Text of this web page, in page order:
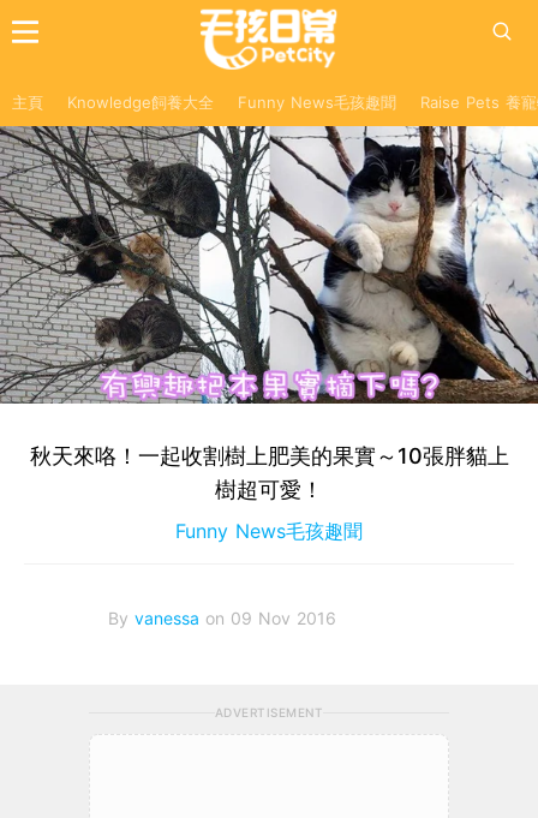
主頁 Knowledge飼養大全 Funny News毛孩趣聞 Raise Pets 養
秋天來咯！一起收割樹上肥美的果實～10張胖貓上
樹超可愛！
Funny News毛孩趣聞
By vanessa on 09 Nov 2016
ADVERTISEMENT